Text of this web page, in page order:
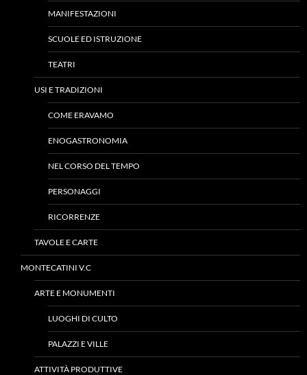
MANIFESTAZIONI
SCUOLE ED ISTRUZIONE
TEATRI
USI E TRADIZIONI
COME ERAVAMO
ENOGASTRONOMIA
NEL CORSO DEL TEMPO
PERSONAGGI
RICORRENZE
TAVOLE E CARTE
MONTECATINI V.C
ARTE E MONUMENTI
LUOGHI DI CULTO
PALAZZI E VILLE
ATTIVITÀ PRODUTTIVE